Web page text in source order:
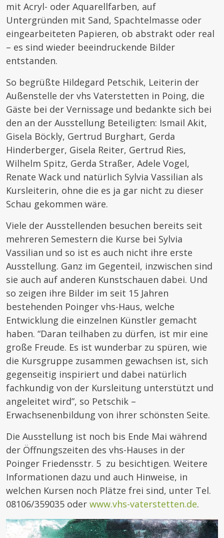
mit Acryl- oder Aquarellfarben, auf
Untergründen mit Sand, Spachtelmasse oder
eingearbeiteten Papieren, ob abstrakt oder real
– es sind wieder beeindruckende Bilder
entstanden.
So begrüßte Hildegard Petschik, Leiterin der
Außenstelle der vhs Vaterstetten in Poing, die
Gäste bei der Vernissage und bedankte sich bei
den an der Ausstellung Beteiligten: Ismail Akit,
Gisela Böckly, Gertrud Burghart, Gerda
Hinderberger, Gisela Reiter, Gertrud Ries,
Wilhelm Spitz, Gerda Straßer, Adele Vogel,
Renate Wack und natürlich Sylvia Vassilian als
Kursleiterin, ohne die es ja gar nicht zu dieser
Schau gekommen wäre.
Viele der Ausstellenden besuchen bereits seit
mehreren Semestern die Kurse bei Sylvia
Vassilian und so ist es auch nicht ihre erste
Ausstellung. Ganz im Gegenteil, inzwischen sind
sie auch auf anderen Kunstschauen dabei. Und
so zeigen ihre Bilder im seit 15 Jahren
bestehenden Poinger vhs-Haus, welche
Entwicklung die einzelnen Künstler gemacht
haben. “Daran teilhaben zu dürfen, ist mir eine
große Freude. Es ist wunderbar zu spüren, wie
die Kursgruppe zusammen gewachsen ist, sich
gegenseitig inspiriert und dabei natürlich
fachkundig von der Kursleitung unterstützt und
angeleitet wird”, so Petschik –
Erwachsenenbildung von ihrer schönsten Seite.
Die Ausstellung ist noch bis Ende Mai während
der Öffnungszeiten des vhs-Hauses in der
Poinger Friedensstr. 5 zu besichtigen. Weitere
Informationen dazu und auch Hinweise, in
welchen Kursen noch Plätze frei sind, unter Tel.
08106/359035 oder www.vhs-vaterstetten.de.